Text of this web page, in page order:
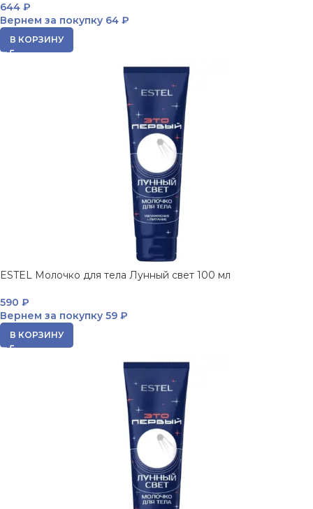
644 ₽
Вернем за покупку 64 ₽
В КОРЗИНУ
ESTEL Молочко для тела Лунный свет 100 мл
590 ₽
Вернем за покупку 59 ₽
В КОРЗИНУ